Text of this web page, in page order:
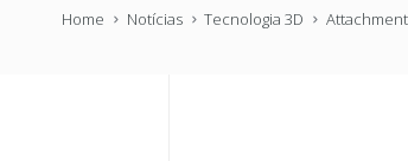
Home Notícias Tecnologia 3D